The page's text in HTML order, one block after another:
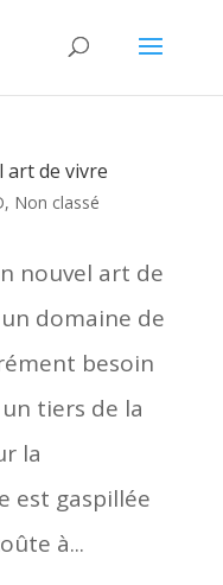
art de vivre
, Non classé
nouvel art de
domaine de
besoin
tiers de la
la
est gaspillée
à...